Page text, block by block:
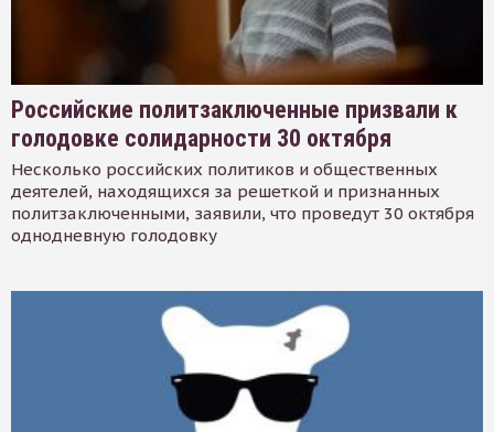
Российские политзаключенные призвали к
голодовке солидарности 30 октября
Несколько российских политиков и общественных
деятелей, находящихся за решеткой и признанных
политзаключенными, заявили, что проведут 30 октября
однодневную голодовку